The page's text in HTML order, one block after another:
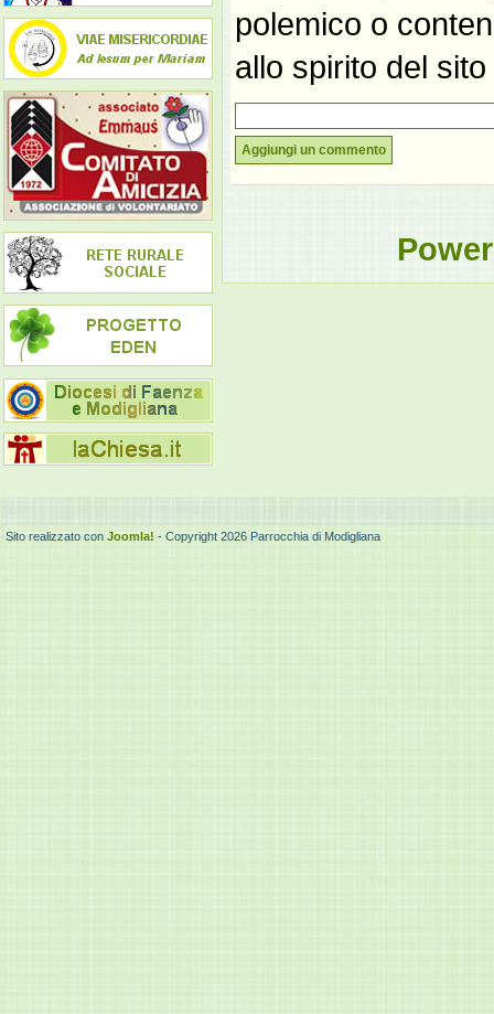
polemico o
allo spirito del
Aggiungi un commento
Sito realizzato con Joomla! - Copyright 2026 Parrocchia di Modigliana